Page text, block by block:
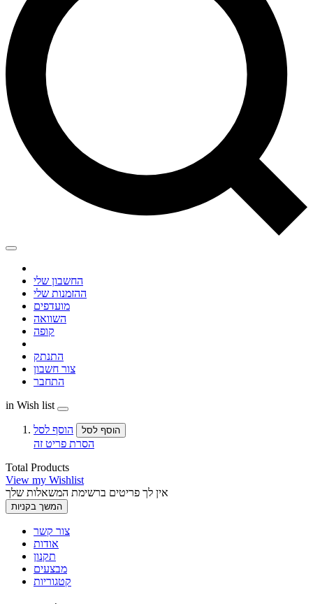
החשבון שלי
ההזמנות שלי
מועדפים
השוואה
קופה
התנתק
צור חשבון
התחבר
in Wish list
הוסף לסל הוסף לסל
הסרת פריט זה
Total Products
View my Wishlist
אין לך פריטים ברשימת המשאלות שלך
המשך בקניות
צור קשר
אודות
תקנון
מבצעים
קטגוריות